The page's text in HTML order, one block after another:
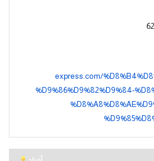
express.com/
%D9%86%D9%82%D9%84-